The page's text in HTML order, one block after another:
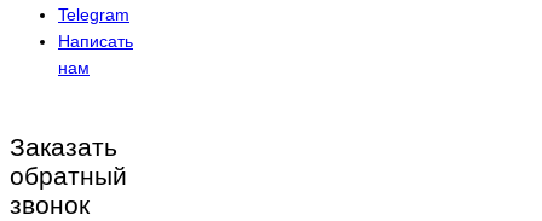
Telegram
Написать
нам
Заказать
обратный
звонок